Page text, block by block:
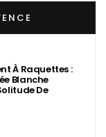
À Raquettes :
Blanche
De